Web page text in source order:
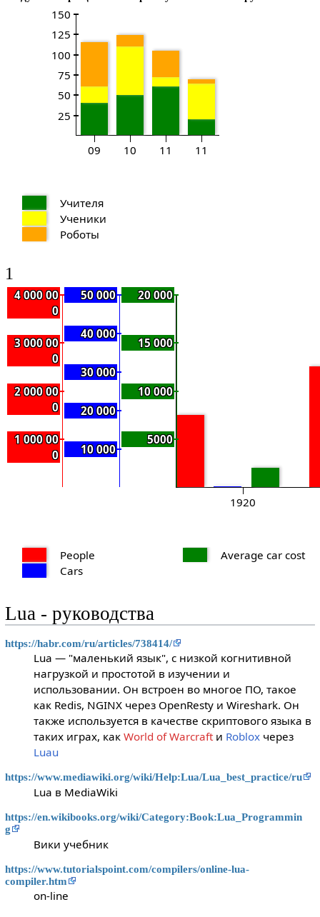
25
50
75
100
125
150
09 10 11 11
Учителя
Ученики
Роботы
1
1 000 00
0
2 000 00
0
3 000 00
0
4 000 00
0
10 000
20 000
30 000
40 000
50 000
5000
10 000
15 000
20 000
1920
People
Cars
Average car cost
Lua - руководства
https://habr.com/ru/articles/738414/
Lua — "маленький язык", с низкой когнитивной
нагрузкой и простотой в изучении и
использовании. Он встроен во многое ПО, такое
как Redis, NGINX через OpenResty и Wireshark. Он
также используется в качестве скриптового языка в
таких играх, как World of Warcraftи Robloxчерез
Luau
https://www.mediawiki.org/wiki/Help:Lua/Lua_best_practice/ru
Lua в MediaWiki
https://en.wikibooks.org/wiki/Category:Book:Lua_Programmin
g
Вики учебник
https://www.tutorialspoint.com/compilers/online-lua-
compiler.htm
on-line